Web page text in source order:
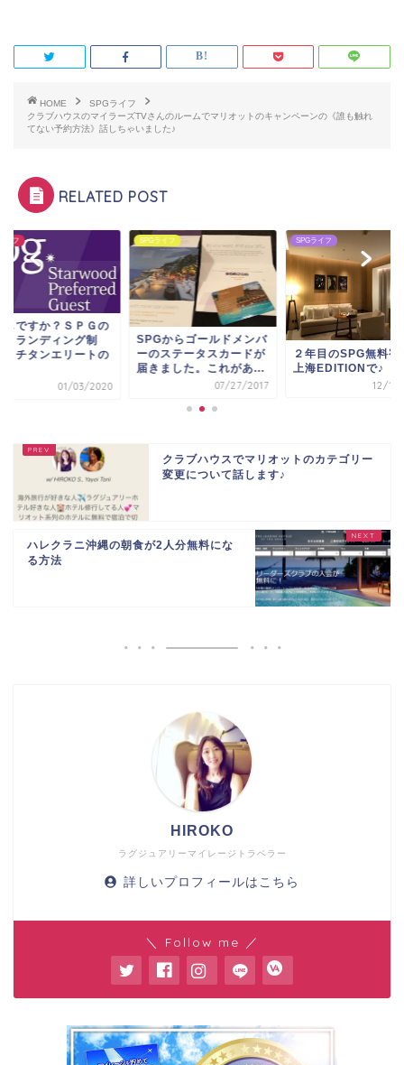
HOME
SPGライフ
クラブハウスのマイラーズTVさんのルームでマリオットのキャンペーンの《誰も触れ
てない予約方法》話しちゃいました♪
RELATED POST
イフ
じですか？ＳＰＧの
トランディング制
チタンエリートの
01/03/2020
SPGライフ
SPGからゴールドメンバ
ーのステータスカードが
届きました。これがあ...
07/27/2017
SPGライフ
２年目のSPG無料宿
上海EDITIONで♪
12/18/
クラブハウスでマリオットのカテゴリー
変更について話します♪
ハレクラニ沖縄の朝食が2人分無料にな
る方法
ラグジュアリーマイレージトラベラー
HIROKO
詳しいプロフィールはこちら
＼ Follow me ／